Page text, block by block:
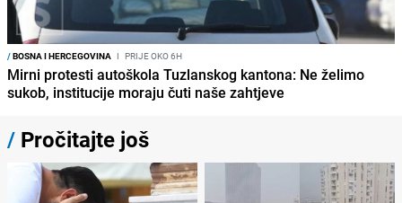
/BOSNA I HERCEGOVINA I PRIJE OKO 6H
Mirni protesti autoškola Tuzlanskog kantona: Ne želimo
sukob, institucije moraju čuti naše zahtjeve
/ Pročitajte još